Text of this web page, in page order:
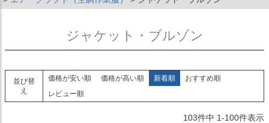
ジャケット・ブルゾン
並び替
え
価格が安い順 価格が高い順 新着順
おすすめ順
レビュー順
103件中 1-100件表示